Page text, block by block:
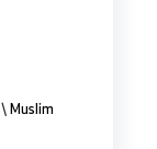
\Muslim